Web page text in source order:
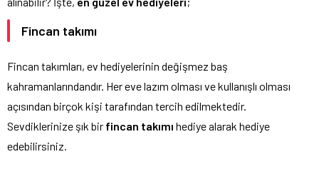
Fincan takımı
Fincan takımları, ev hediyelerinin değişmez baş
kahramanlarındandır. Her eve lazım olması ve kullanışlı olması
açısından birçok kişi tarafından tercih edilmektedir.
Sevdiklerinize şık bir fincan takımı hediye alarak hediye
edebilirsiniz.